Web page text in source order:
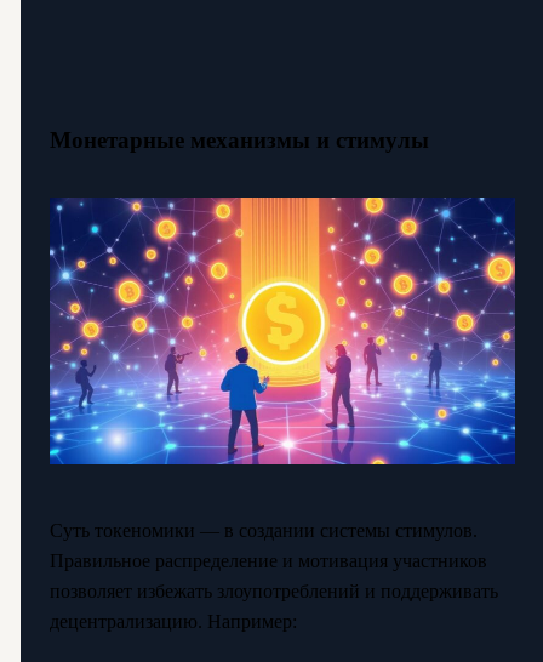
Монетарные механизмы и стимулы
Суть токеномики — в создании системы стимулов.
Правильное распределение и мотивация участников
позволяет избежать злоупотреблений и поддерживать
децентрализацию. Например: